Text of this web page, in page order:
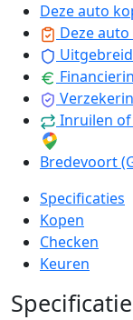
Deze auto
Deze
Inruilen
Bredevoort
Specificaties
Kopen
Checken
Keuren